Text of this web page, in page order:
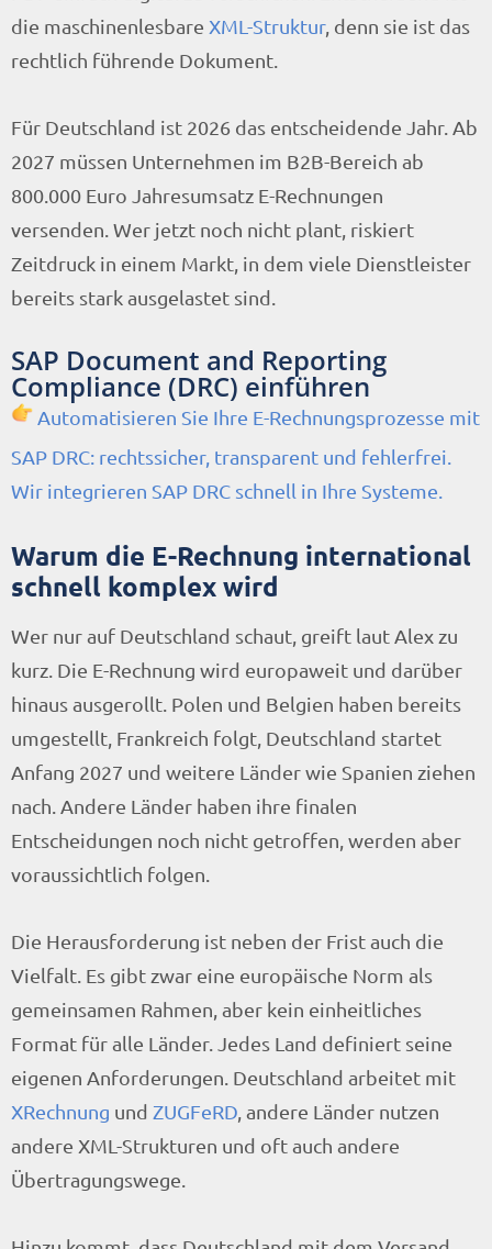
die maschinenlesbare XML-Struktur, denn sie ist das
rechtlich führende Dokument.
Für Deutschland ist 2026 das entscheidende Jahr. Ab
2027 müssen Unternehmen im B2B-Bereich ab
800.000 Euro Jahresumsatz E-Rechnungen
versenden. Wer jetzt noch nicht plant, riskiert
Zeitdruck in einem Markt, in dem viele Dienstleister
bereits stark ausgelastet sind.
SAP Document and Reporting
Compliance (DRC) einführen
Automatisieren Sie Ihre E-Rechnungsprozesse mit
SAP DRC: rechtssicher, transparent und fehlerfrei.
Wir integrieren SAP DRC schnell in Ihre Systeme.
Warum die E-Rechnung international
schnell komplex wird
Wer nur auf Deutschland schaut, greift laut Alex zu
kurz. Die E-Rechnung wird europaweit und darüber
hinaus ausgerollt. Polen und Belgien haben bereits
umgestellt, Frankreich folgt, Deutschland startet
Anfang 2027 und weitere Länder wie Spanien ziehen
nach. Andere Länder haben ihre finalen
Entscheidungen noch nicht getroffen, werden aber
voraussichtlich folgen.
Die Herausforderung ist neben der Frist auch die
Vielfalt. Es gibt zwar eine europäische Norm als
gemeinsamen Rahmen, aber kein einheitliches
Format für alle Länder. Jedes Land definiert seine
eigenen Anforderungen. Deutschland arbeitet mit
XRechnung und ZUGFeRD , andere Länder nutzen
andere XML-Strukturen und oft auch andere
Übertragungswege.